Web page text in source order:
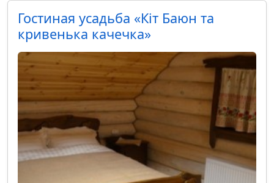
Гостиная усадьба «Кіт Баюн та
кривенька качечка»